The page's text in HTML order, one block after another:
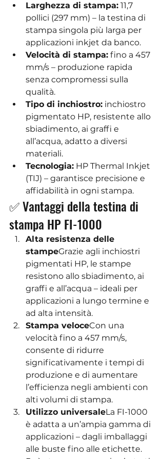
Larghezza di stampa: 11,7
pollici (297 mm) – la testina di
stampa singola più larga per
applicazioni inkjet da banco.
Velocità di stampa: fino a 457
mm/s – produzione rapida
senza compromessi sulla
qualità.
Tipo di inchiostro: inchiostro
pigmentato HP, resistente allo
sbiadimento, ai graffi e
all’acqua, adatto a diversi
materiali.
Tecnologia: HP Thermal Inkjet
(TIJ) – garantisce precisione e
affidabilità in ogni stampa.
✅ Vantaggi della testina di
stampa HP FI-1000
Alta resistenza delle
stampeGrazie agli inchiostri
pigmentati HP, le stampe
resistono allo sbiadimento, ai
graffi e all’acqua – ideali per
applicazioni a lungo termine e
ad alta intensità.
Stampa veloceCon una
velocità fino a 457 mm/s,
consente di ridurre
significativamente i tempi di
produzione e di aumentare
l’efficienza negli ambienti con
alti volumi di stampa.
Utilizzo universaleLa FI-1000
è adatta a un’ampia gamma di
applicazioni – dagli imballaggi
alle buste fino alle etichette.